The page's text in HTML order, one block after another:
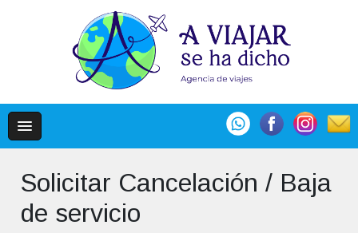
Solicitar Cancelación / Baja
de servicio